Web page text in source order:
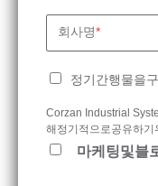
회사명*
정기간행물을
Corzan Industrial
해정기적으로공유하
마케팅및블